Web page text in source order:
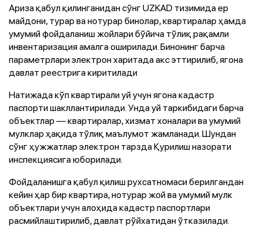
Ариза қабул қилинганидан сўнг UZKAD тизимида ер
майдони, турар ва нотурар бинолар, квартиралар ҳамда
умумий фойдаланиш жойлари бўйича тўлиқ рақамли
инвентаризация амалга оширилади. Бинонинг барча
параметрлари электрон харитада акс эттирилиб, ягона
давлат реестрига киритилади
Натижада кўп квартирали уй учун ягона кадастр
паспорти шакллантирилади. Унда уй таркибидаги барча
объектлар — квартиралар, хизмат хоналари ва умумий
мулклар ҳақида тўлиқ маълумот жамланади. Шундан
сўнг ҳужжатлар электрон тарзда Қурилиш назорати
инспекциясига юборилади.
Фойдаланишга қабул қилиш рухсатномаси берилгандан
кейин ҳар бир квартира, нотурар жой ва умумий мулк
объектлари учун алоҳида кадастр паспортлари
расмийлаштирилиб, давлат рўйхатидан ўтказилади.